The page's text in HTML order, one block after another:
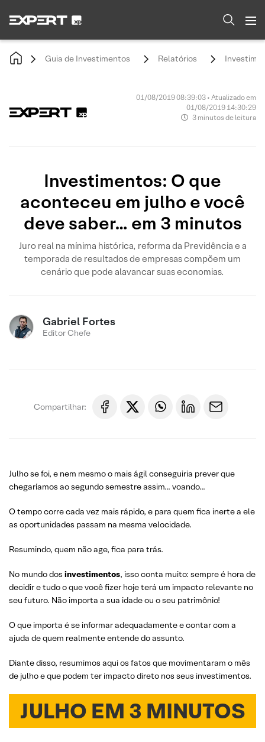
Guia de Investimentos Relatórios
01/08/2019 08:39:03 • Atualizado em
01/08/2019 14:30:29
3 minutos de leitura
Investimentos: O que
aconteceu em julho e você
deve saber… em 3 minutos
Juro real na mínima histórica, reforma da Previdência e a
temporada de resultados de empresas compõem um
cenário que pode alavancar suas economias.
Gabriel Fortes
Editor Chefe
Compartilhar:
Julho se foi, e nem mesmo o mais ágil conseguiria prever que
chegaríamos ao segundo semestre assim… voando…
O tempo corre cada vez mais rápido, e para quem fica inerte a ele
as oportunidades passam na mesma velocidade.
Resumindo, quem não age, fica para trás.
No mundo dos investimentos, isso conta muito: sempre é hora de
decidir e tudo o que você fizer hoje terá um impacto relevante no
seu futuro. Não importa a sua idade ou o seu patrimônio!
O que importa é se informar adequadamente e contar com a
ajuda de quem realmente entende do assunto.
Diante disso, resumimos aqui os fatos que movimentaram o mês
de julho e que podem ter impacto direto nos seus investimentos.
JULHO EM 3 MINUTOS